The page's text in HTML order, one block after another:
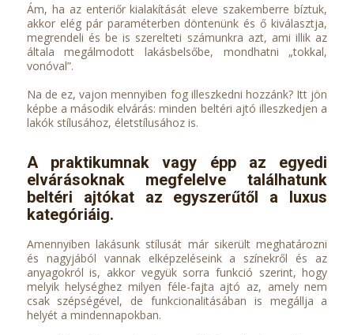
Ám, ha az enteriőr kialakítását eleve szakemberre bíztuk,
akkor elég pár paraméterben döntenünk és ő kiválasztja,
megrendeli és be is szerelteti számunkra azt, ami illik az
általa megálmodott lakásbelsőbe, mondhatni „tokkal,
vonóval”.
Na de ez, vajon mennyiben fog illeszkedni hozzánk? Itt jön
képbe a második elvárás: minden beltéri ajtó illeszkedjen a
lakók stílusához, életstílusához is.
A praktikumnak vagy épp az egyedi
elvárásoknak megfelelve találhatunk
beltéri ajtókat az egyszerűtől a luxus
kategóriáig.
Amennyiben lakásunk stílusát már sikerült meghatározni
és nagyjából vannak elképzeléseink a színekről és az
anyagokról is, akkor vegyük sorra funkció szerint, hogy
melyik helységhez milyen féle-fajta ajtó az, amely nem
csak szépségével, de funkcionalitásában is megállja a
helyét a mindennapokban.